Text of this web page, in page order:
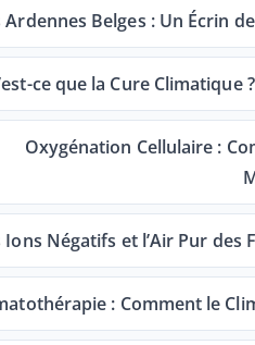
Ardennes Belges : Un Écrin
ce que la Cure
Oxygénation Cellulaire :
Ions Négatifs et l’Air Pur des
: Comment le